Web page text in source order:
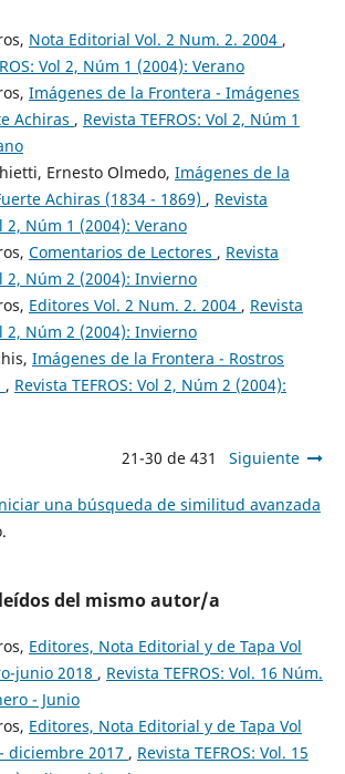
Nota Editorial Vol. 2 Num. 2. 2004 ,
Vol 2, Núm 1 (2004): Verano
Imágenes de la Frontera - Imágenes
Achiras , Revista TEFROS: Vol 2, Núm 1
Ernesto Olmedo, Imágenes de la
Achiras (1834 - 1869) , Revista
2, Núm 1 (2004): Verano
Comentarios de Lectores , Revista
2, Núm 2 (2004): Invierno
Editores Vol. 2 Num. 2. 2004 , Revista
2, Núm 2 (2004): Invierno
Imágenes de la Frontera - Rostros
, Revista TEFROS: Vol 2, Núm 2 (2004):
21-30 de 431 Siguiente
una búsqueda de similitud avanzada
del mismo autor/a
Editores, Nota Editorial y de Tapa Vol
junio 2018 , Revista TEFROS: Vol. 16 Núm.
- Junio
Editores, Nota Editorial y de Tapa Vol
diciembre 2017 , Revista TEFROS: Vol. 15